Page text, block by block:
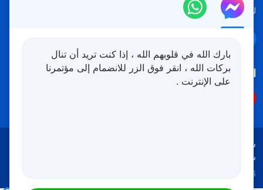
لقد نزلت المملكة بالفعل إلى الأرض! هل تريد دخوله؟
اتبعنا
شروط الاستخدام
سياسة ملفات تعريف الارتباط
Copyright © 2026
بارك الله في قلوبهم الله ، إذا كنت تريد أن تنال
بركات الله ، انقر فوق الزر للانضمام إلى مؤتمرنا
على الإنترنت .